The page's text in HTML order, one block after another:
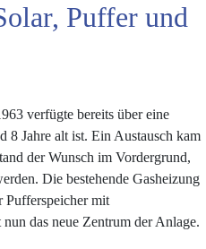
Puffer und
verfügte bereits über eine
8 Jahre alt ist. Ein Austausch kam
der Wunsch im Vordergrund,
Die bestehende Gasheizung
Pufferspeicher mit
das neue Zentrum der Anlage.